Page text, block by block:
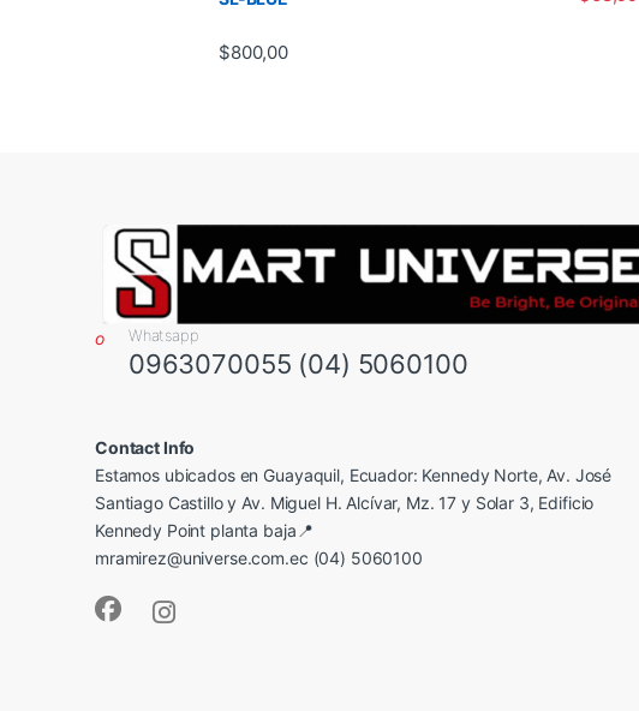
$800,00
Whatsapp
0963070055 (04) 5060100
Contact Info
Estamos ubicados en Guayaquil, Ecuador: Kennedy Norte, Av. José
Santiago Castillo y Av. Miguel H. Alcívar, Mz. 17 y Solar 3, Edificio
Kennedy Point planta baja📍
mramirez@universe.com.ec (04) 5060100